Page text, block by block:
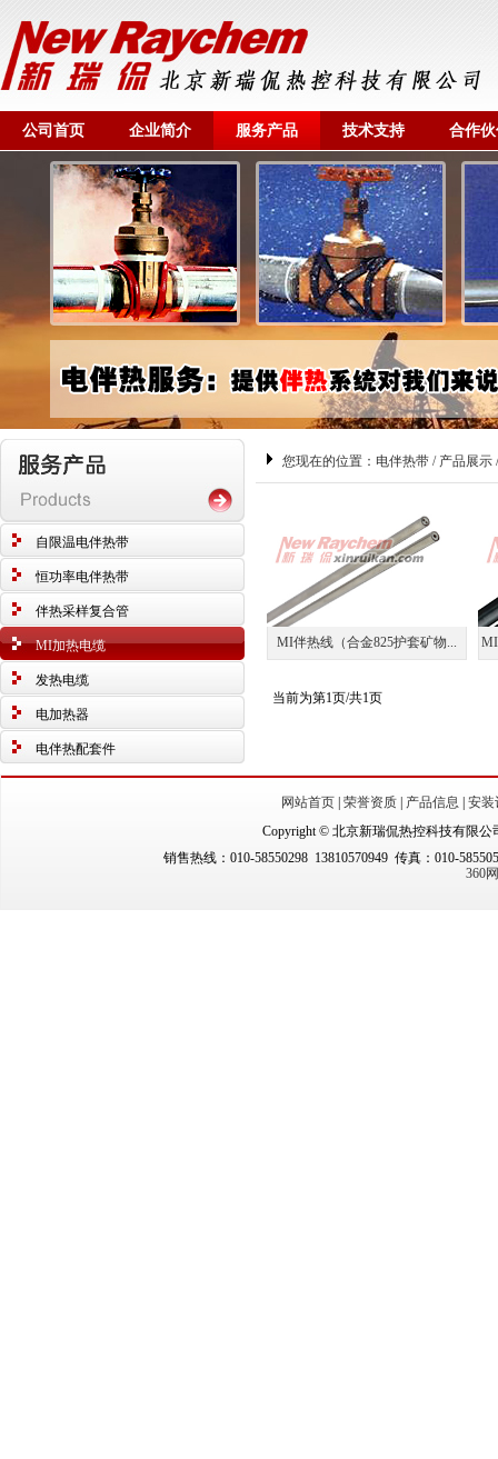
公司首页 企业简介 服务产品 技术支持 合作
自限温电伴热带
恒功率电伴热带
伴热采样复合管
MI加热电缆
发热电缆
电加热器
电伴热配套件
您现在的位置： 电伴热带 / 产品展示
MI伴热线（合金825护套矿物...
当前为第1页/共1页
网站首页 荣誉资质 产品信息
安装
Copyright © 北京新瑞侃热控科技有限公
销售热线：010-58550298 13810570949 传真：010-
360